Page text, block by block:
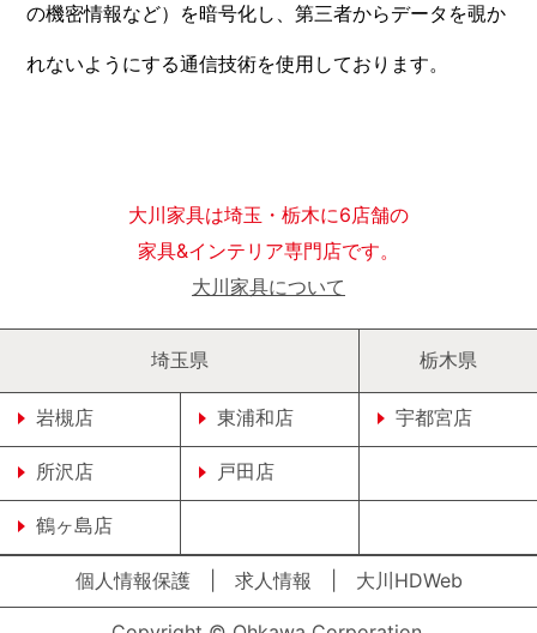
の機密情報など）を暗号化し、第三者からデータを覗か
れないようにする通信技術を使用しております。
大川家具は埼玉・栃木に6店舗の
家具&インテリア専門店です。
大川家具について
埼玉県
岩槻店 東浦和店
所沢店 戸田店
鶴ヶ島店
栃木県
宇都宮店
個人情報保護| 求人情報 大川HDWeb